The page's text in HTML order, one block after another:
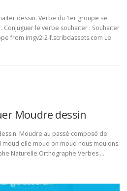
dessin. Verbe du 1er groupe se
Conjuguer le verbe souhaiter : Souhaiter
from imgv2-2-f.scribdassets.com Le
Moudre dessin
Moudre au passé composé de
moud elle moud on moud nous moulons
Naturelle Orthographe Verbes …